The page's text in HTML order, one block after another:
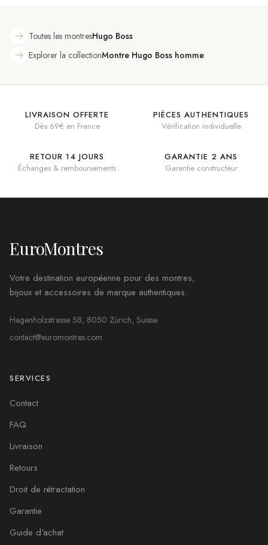
Toutes les montresHugo Boss
Explorer la collectionMontre Hugo Boss homme
LIVRAISON OFFERTE
Dès 69€ en France
PIÈCES AUTHENTIQUES
Vérification individuelle
RETOUR 14 JOURS
Échanges & remboursements
GARANTIE 2 ANS
Garantie constructeur
EuroMontres
Votre destination européenne pour des montres,
bijoux et accessoires de marque authentiques.
Hagenholzstrasse 58, 8050 Zürich, Suisse
contact@euromontres.com
SERVICES
Contact
FAQ
Livraison
Retours
Droit de rétractation
Garantie
Guide d'achat